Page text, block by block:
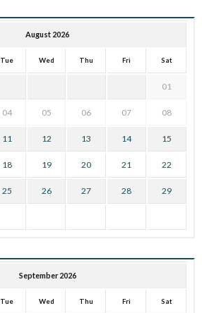
August 2026
Tue Wed Thu Fri Sat
01
04 05 06 07 08
11 12 13 14 15
18 19 20 21 22
25 26 27 28 29
September 2026
Tue Wed Thu Fri Sat